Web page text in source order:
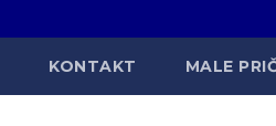
KONTAKT MALE